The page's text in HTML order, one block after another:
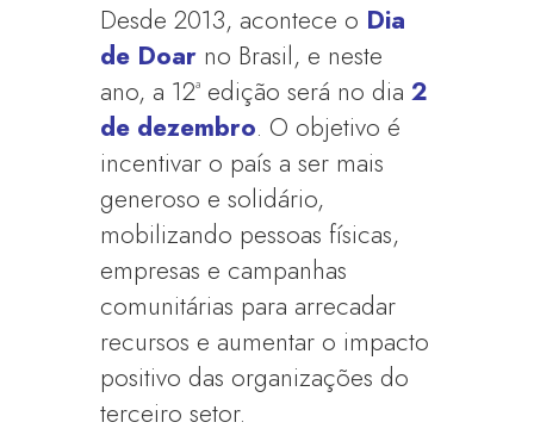
Desde 2013, acontece o Dia
de Doar no Brasil, e neste
ano, a 12ª edição será no dia2
de dezembro. O objetivo é
incentivar o país a ser mais
generoso e solidário,
mobilizando pessoas físicas,
empresas e campanhas
comunitárias para arrecadar
recursos e aumentar o impacto
positivo das organizações do
terceiro setor.